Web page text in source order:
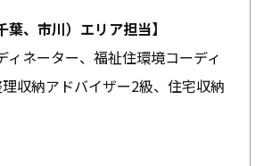
葉、市川）エリア担当】
ィネーター、福祉住環境コーディ
収納アドバイザー2級、住宅収納